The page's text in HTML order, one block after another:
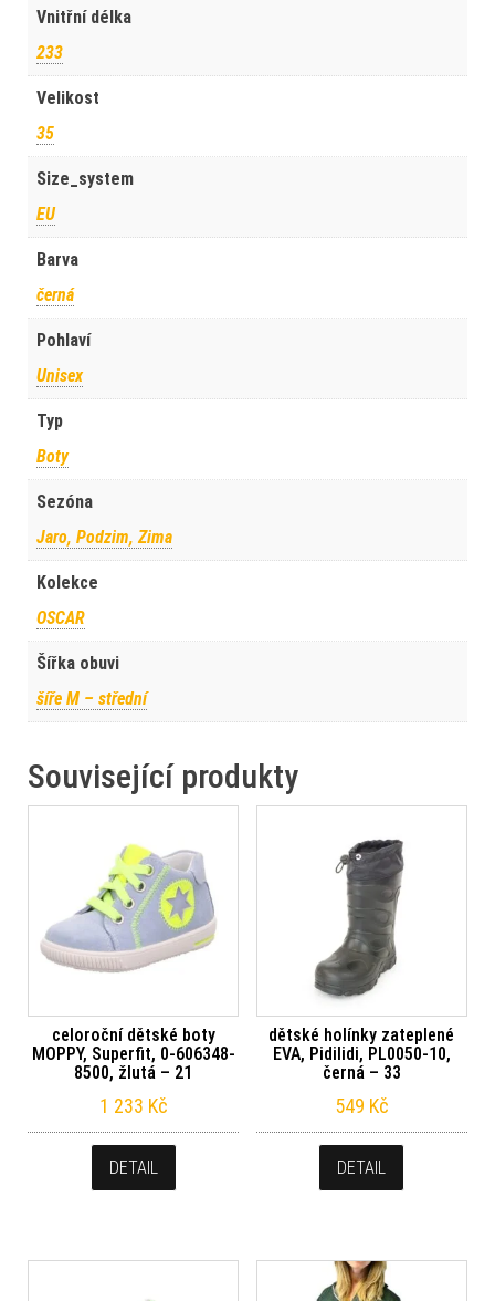
Vnitřní délka
233
Velikost
35
Size_system
EU
Barva
černá
Pohlaví
Unisex
Typ
Boty
Sezóna
Jaro, Podzim, Zima
Kolekce
OSCAR
Šířka obuvi
šíře M – střední
Související produkty
celoroční dětské boty
MOPPY, Superfit, 0-606348-
8500, žlutá – 21
1 233 Kč
DETAIL
dětské holínky zateplené
EVA, Pidilidi, PL0050-10,
černá – 33
549 Kč
DETAIL